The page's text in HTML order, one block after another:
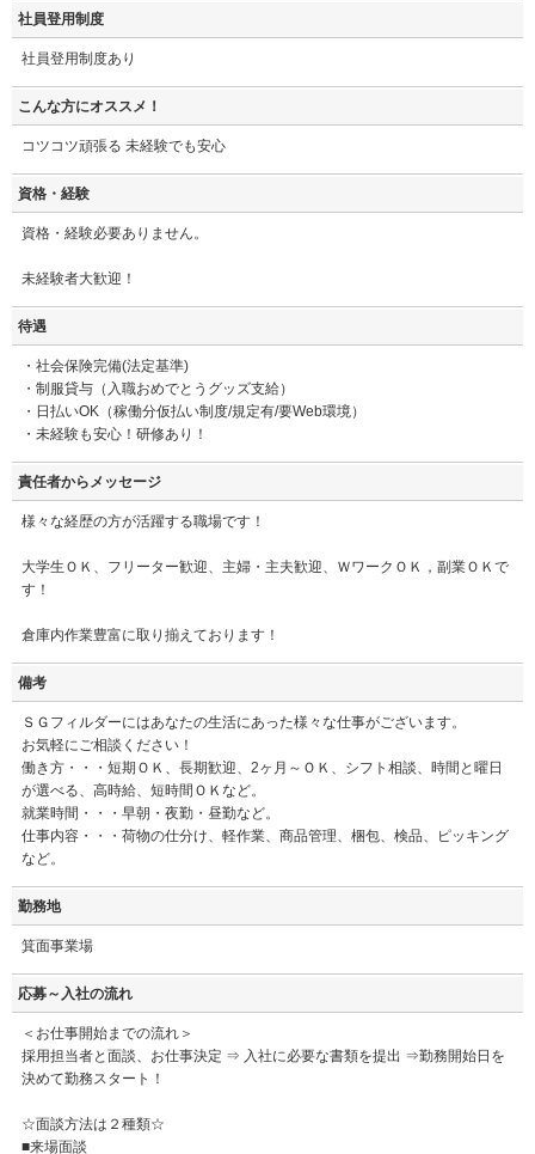
社員登用制度
社員登用制度あり
こんな方にオススメ！
コツコツ頑張る 未経験でも安心
資格・経験
資格・経験必要ありません。
未経験者大歓迎！
待遇
・社会保険完備(法定基準)
・制服貸与（入職おめでとうグッズ支給）
・日払いOK（稼働分仮払い制度/規定有/要Web環境）
・未経験も安心！研修あり！
責任者からメッセージ
様々な経歴の方が活躍する職場です！
大学生ＯＫ、フリーター歓迎、主婦・主夫歓迎、ＷワークＯＫ，副業ＯＫで
す！
倉庫内作業豊富に取り揃えております！
備考
ＳＧフィルダーにはあなたの生活にあった様々な仕事がございます。
お気軽にご相談ください！
働き方・・・短期ＯＫ、長期歓迎、2ヶ月～ＯＫ、シフト相談、時間と曜日
が選べる、高時給、短時間ＯＫなど。
就業時間・・・早朝・夜勤・昼勤など。
仕事内容・・・荷物の仕分け、軽作業、商品管理、梱包、検品、ピッキング
など。
勤務地
箕面事業場
応募～入社の流れ
＜お仕事開始までの流れ＞
採用担当者と面談、お仕事決定 ⇒ 入社に必要な書類を提出 ⇒勤務開始日を
決めて勤務スタート！
☆面談方法は２種類☆
■来場面談